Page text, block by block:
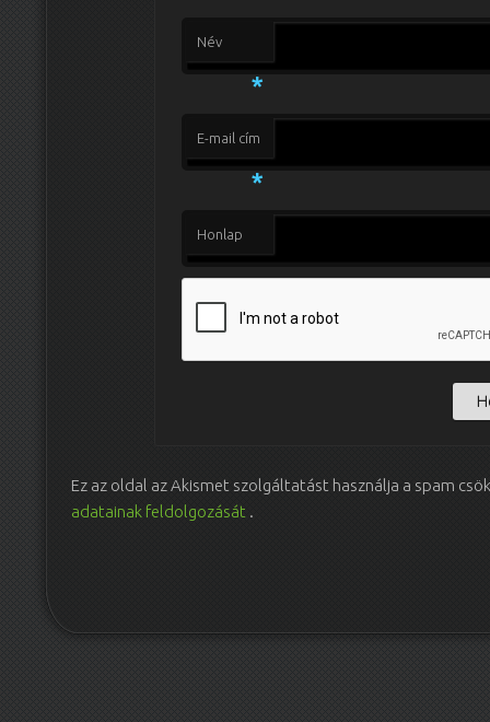
Név
*
E-mail cím
*
Honlap
Ez az oldal az Akismet szolgáltatást használja a spam
adatainak feldolgozását .